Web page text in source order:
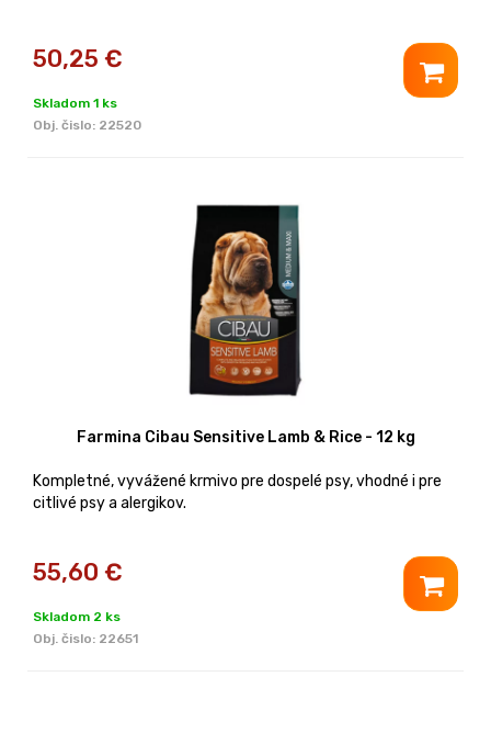
50,25 €
Skladom 1 ks
Obj. čislo: 22520
Farmina Cibau Sensitive Lamb & Rice - 12 kg
Kompletné, vyvážené krmivo pre dospelé psy, vhodné i pre
citlivé psy a alergikov.
55,60 €
Skladom 2 ks
Obj. čislo: 22651